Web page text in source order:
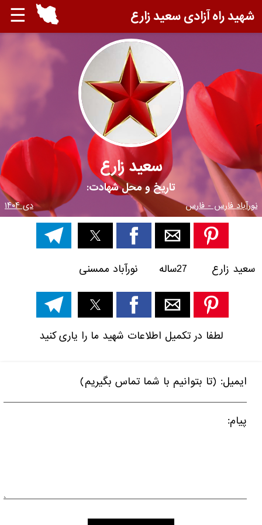
☰ شهید راه آزادی سعید زارع
سعید زارع
تاریخ و محل شهادت:
نورآباد فارس - فارس دی ۱۴۰۴
سعید زارع 27ساله نورآباد ممسنی
لطفا در تکمیل اطلاعات شهید ما را یاری کنید
ایمیل: (تا بتوانیم با شما تماس بگیریم)
پیام: